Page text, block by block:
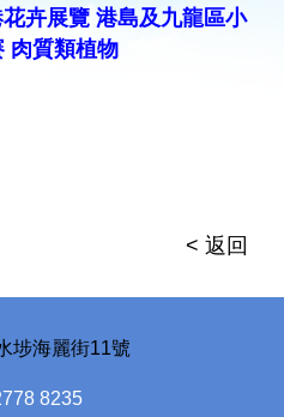
卉展覽 港島及九龍區小
肉質類植物
< 返回
埗海麗街11號
8235